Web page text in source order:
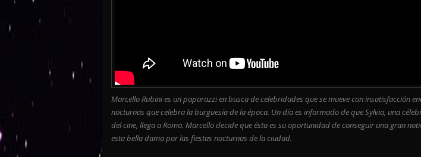
Marcello Rubini es un paparazzi en busca de celebridades que se mueve con insatisfacción
nocturnas que celebra la burguesía de la época. Un día es informado de que Sylvia, una
del cine, llega a Roma. Marcello decide que ésta es su oportunidad de conseguir una gran
esta bella dama por las fiestas nocturnas de la ciudad.